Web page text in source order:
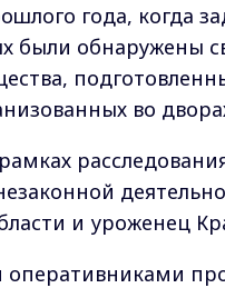
года, когда
были обнаружены
во
и уроженец
оперативниками